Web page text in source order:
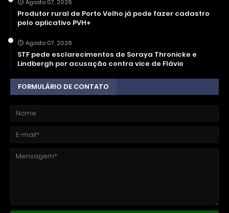
Agosto 07, 2026
Produtor rural de Porto Velho já pode fazer cadastro
pelo aplicativo PVH+
Agosto 07, 2026
STF pede esclarecimentos de Soraya Thronicke e
Lindbergh por acusação contra vice de Flávio
FORMULÁRIO DE CONTATO